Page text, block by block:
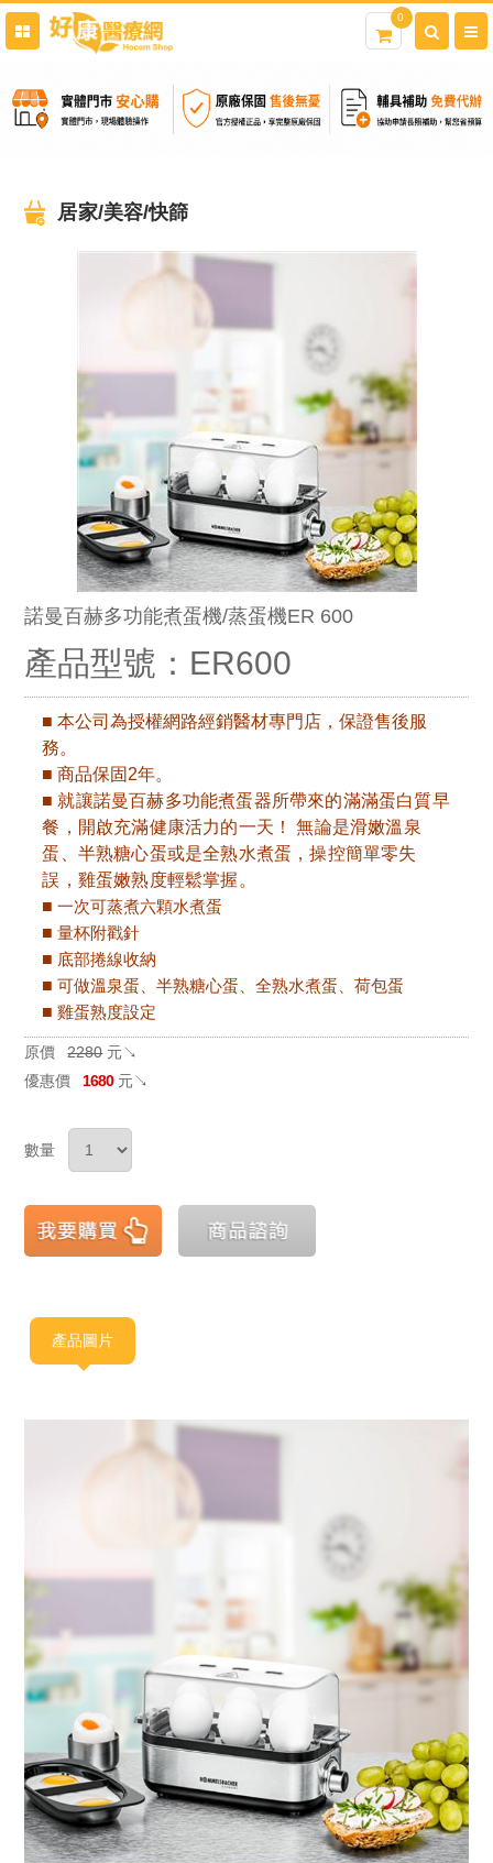
0
居家/美容/快篩
諾曼百赫多功能煮蛋機/蒸蛋機ER 600
產品型號：ER600
■ 本公司為授權網路經銷醫材專門店，保證售後服
務。
■ 商品保固2年。
■ 就讓諾曼百赫多功能煮蛋器所帶來的滿滿蛋白質早
餐，開啟充滿健康活力的一天！ 無論是滑嫩溫泉
蛋、半熟糖心蛋或是全熟水煮蛋，操控簡單零失
誤，雞蛋嫩熟度輕鬆掌握。
■一次可蒸煮六顆水煮蛋
■量杯附戳針
■ 底部捲線收納
■可做溫泉蛋、半熟糖心蛋、全熟水煮蛋、荷包蛋
■雞蛋熟度設定
原價 2280元↘
優惠價
1680元↘
數量
產品圖片